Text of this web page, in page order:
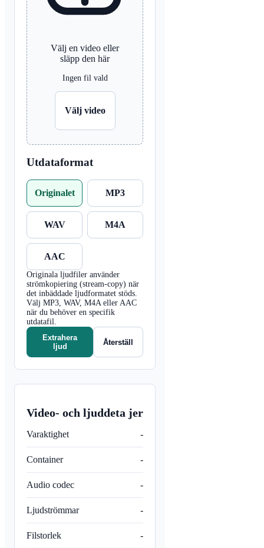
Välj en video eller
släpp den här
Ingen fil vald
Välj video
Utdataformat
Originalet MP3
WAV M4A
AAC
Originala ljudfiler använder
strömkopiering (stream-copy) när
det inbäddade ljudformatet stöds.
Välj MP3, WAV, M4A eller AAC
när du behöver en specifik
utdatafil.
Extrahera
ljud
Återställ
Video- och ljuddeta jer
Varaktighet -
Container -
Audio codec -
Ljudströmmar -
Filstorlek -